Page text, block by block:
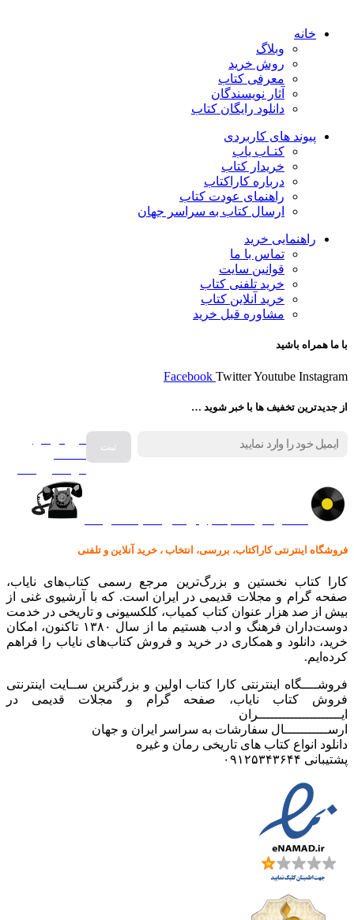
خانه
وبلاگ
روش خرید
معرفی کتاب
آثار نویسندگان
دانلود رایگان کتاب
پیوند های کاربردی
کتـاب یاب
خریدار کتاب
درباره کاراکتاب
راهنمای عودت کتاب
ارسال کتاب به سراسر جهان
راهنمایی خرید
تماس با ما
قوانین سایت
خرید تلفنی کتاب
خرید آنلاین کتاب
مشاوره قبل خرید
با ما همراه باشید
Facebook TwitterYoutube Instagram
از جدیدترین تخفیف ها با خبر شوید …
فروش انواع
فروشگاه اینترنتی کاراکتاب، بررسی، انتخاب ، خرید آنلاین و تلفنی
کارا کتاب نخستین و بزرگ‌ترین مرجع رسمی کتاب‌های نایاب،
صفحه گرام و مجلات قدیمی در ایران است. که با آرشیوی غنی از
بیش از صد هزار عنوان کتاب کمیاب، کلکسیونی و تاریخی در خدمت
دوست‌داران فرهنگ و ادب هستیم ما از سال ۱۳۸۰ تاکنون، امکان
خرید، دانلود و همکاری در خرید و فروش کتاب‌های نایاب را فراهم
کرده‌ایم.
فروشــــگاه اینترنتی کارا کتاب اولین و بزرگترین ســایت اینترنتی
فروش کتاب نایاب، صفحه گرام و مجلات قدیمی در
ایـــــــــــــــــــــران
ارســـــــــــال سفارشات به سراسر ایران و جهان
دانلود انواع کتاب های تاریخی رمان و غیره
پشتیبانی ۰۹۱۲۵۳۴۳۶۴۴